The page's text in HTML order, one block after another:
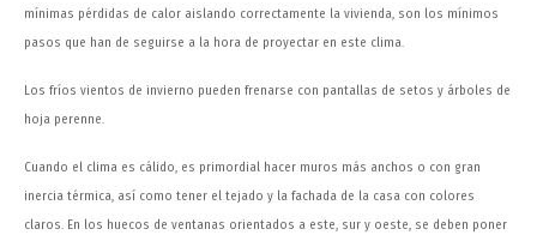
mínimas pérdidas de calor aislando correctamente la vivienda, son los mínimos
pasos que han de seguirse a la hora de proyectar en este clima.
Los fríos vientos de invierno pueden frenarse con pantallas de setos y árboles de
hoja perenne.
Cuando el clima es cálido, es primordial hacer muros más anchos o con gran
inercia térmica, así como tener el tejado y la fachada de la casa con colores
claros. En los huecos de ventanas orientados a este, sur y oeste, se deben poner